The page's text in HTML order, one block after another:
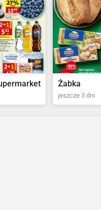
POLOmarket
Ostatni dzień!